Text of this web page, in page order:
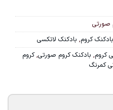
صورتی
بادکنک کروم, بادکنک لاتکسی
کروم, بادکنک کروم صورتی,کروم
کمرنگ